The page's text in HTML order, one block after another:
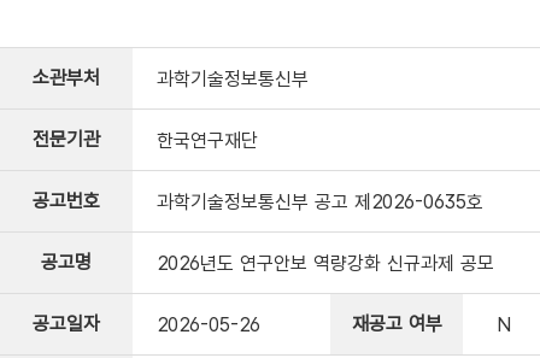
소관부처 과학기술정보통신부
전문기관 한국연구재단
공고번호 과학기술정보통신부 공고 제2026-0635호
공고명 2026년도 연구안보 역량강화 신규과제 공모
공고일자 2026-05-26 재공고 여부 N